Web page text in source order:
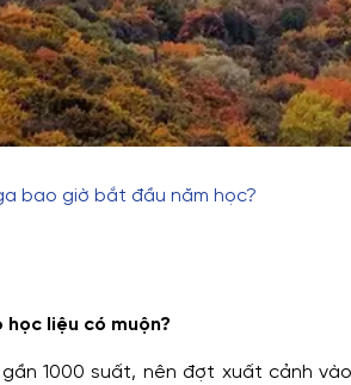
bao giờ bắt đầu năm học?
liệu có muộn?
1000 suất, nên đợt xuất cảnh